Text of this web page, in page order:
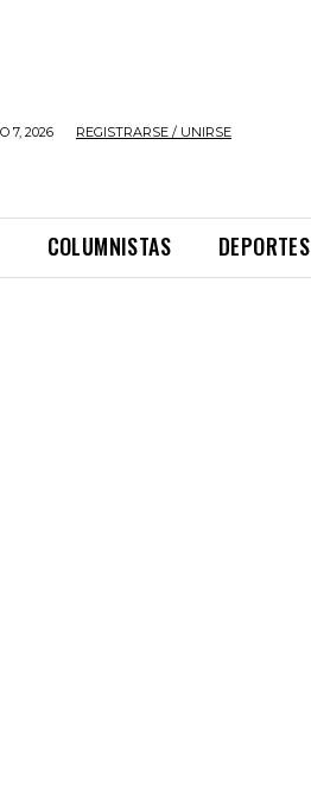
7, 2026 REGISTRARSE / UNIRSE
COLUMNISTAS DEPORTES